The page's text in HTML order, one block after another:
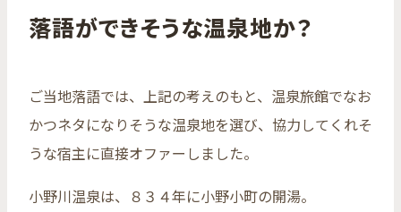
落語ができそうな温泉地か？
ご当地落語では、上記の考えのもと、温泉旅館でなお
かつネタになりそうな温泉地を選び、協力してくれそ
うな宿主に直接オファーしました。
小野川温泉は、８３４年に小野小町の開湯。